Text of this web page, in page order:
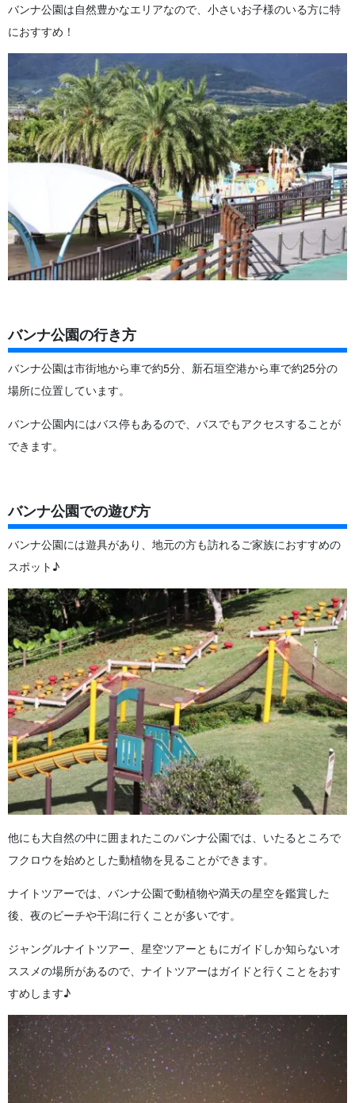
バンナ公園は自然豊かなエリアなので、小さいお子様のいる方に特
におすすめ！
バンナ公園の行き方
バンナ公園は市街地から車で約5分、新石垣空港から車で約25分の
場所に位置しています。
バンナ公園内にはバス停もあるので、バスでもアクセスすることが
できます。
バンナ公園での遊び方
バンナ公園には遊具があり、地元の方も訪れるご家族におすすめの
スポット♪
他にも大自然の中に囲まれたこのバンナ公園では、いたるところで
フクロウを始めとした動植物を見ることができます。
ナイトツアーでは、バンナ公園で動植物や満天の星空を鑑賞した
後、夜のビーチや干潟に行くことが多いです。
ジャングルナイトツアー、星空ツアーともにガイドしか知らないオ
ススメの場所があるので、ナイトツアーはガイドと行くことをおす
すめします♪